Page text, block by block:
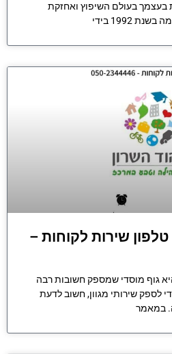
בעולם השיפוץ ואחזקת
1992 בידי
טלפון שירות לקוחות –
גוף מוסדי שמספק חשובות רבה
לספק שירותי מגוון, חשוב לדעת
במאמר